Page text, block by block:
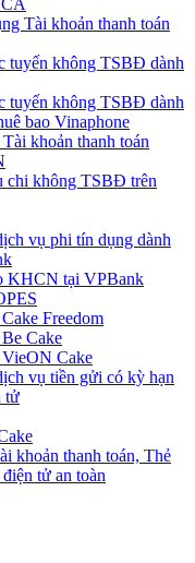
Tài khoản thanh toán
tuyến không TSBĐ dành
tuyến không TSBĐ dành
bao Vinaphone
khoản thanh toán
chi không TSBĐ trên
vụ phi tín dụng dành
KHCN tại VPBank
Freedom
Cake
Cake
vụ tiền gửi có kỳ hạn
tử
khoản thanh toán, Thẻ
tử an toàn